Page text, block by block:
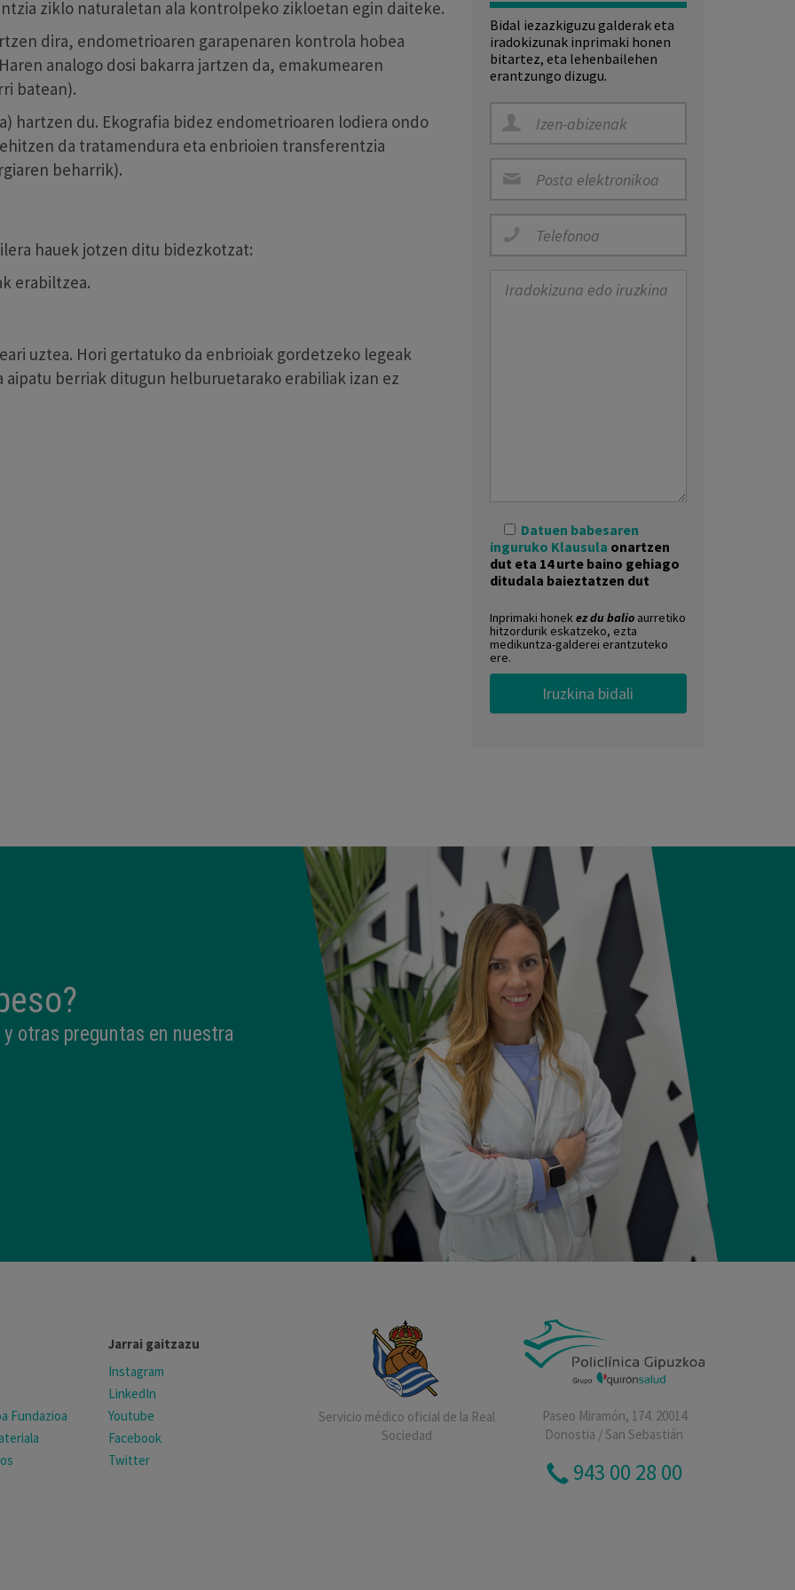
ziklo naturaletan ala kontrolpeko zikloetan egin daiteke.
dira, endometrioaren garapenaren kontrola hobea
analogo dosi bakarra jartzen da, emakumearen
batean).
hartzen du. Ekografia bidez endometrioaren lodiera ondo
da tratamendura eta enbrioien transferentzia
beharrik).
hauek jotzen ditu bidezkotzat:
erabiltzea.
uztea. Hori gertatuko da enbrioiak gordetzeko legeak
berriak ditugun helburuetarako erabiliak izan ez
Bidal iezazkiguzu galderak eta
iradokizunak inprimaki honen
bitartez, eta lehenbailehen
erantzungo dizugu.
Datuen babesaren
inguruko Klausula onartzen
dut eta 14 urte baino gehiago
ditudala baieztatzen dut
Inprimaki honekez du balioaurretiko
hitzordurik eskatzeko, ezta
medikuntza-galderei erantzuteko
ere.
otras preguntas en nuestra
Fundazioa
Jarrai gaitzazu
Instagram
LinkedIn
Youtube
Facebook
Twitter
Servicio médico oficial de la Real
Sociedad
Paseo Miramón, 174. 20014
Donostia / San Sebastián
943 00 28 00